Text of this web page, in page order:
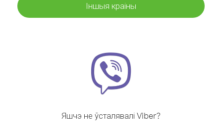
Іншыя краіны
Яшчэ не ўсталявалі Viber?